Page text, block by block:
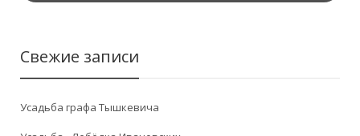
Свежие записи
Усадьба графа Тышкевича